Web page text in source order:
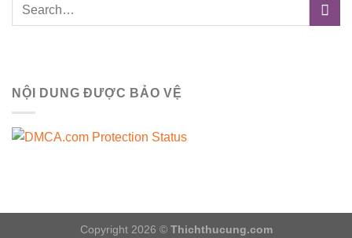
NỘI DUNG ĐƯỢC BẢO VỆ
Copyright 2026 © Thichthucung.com